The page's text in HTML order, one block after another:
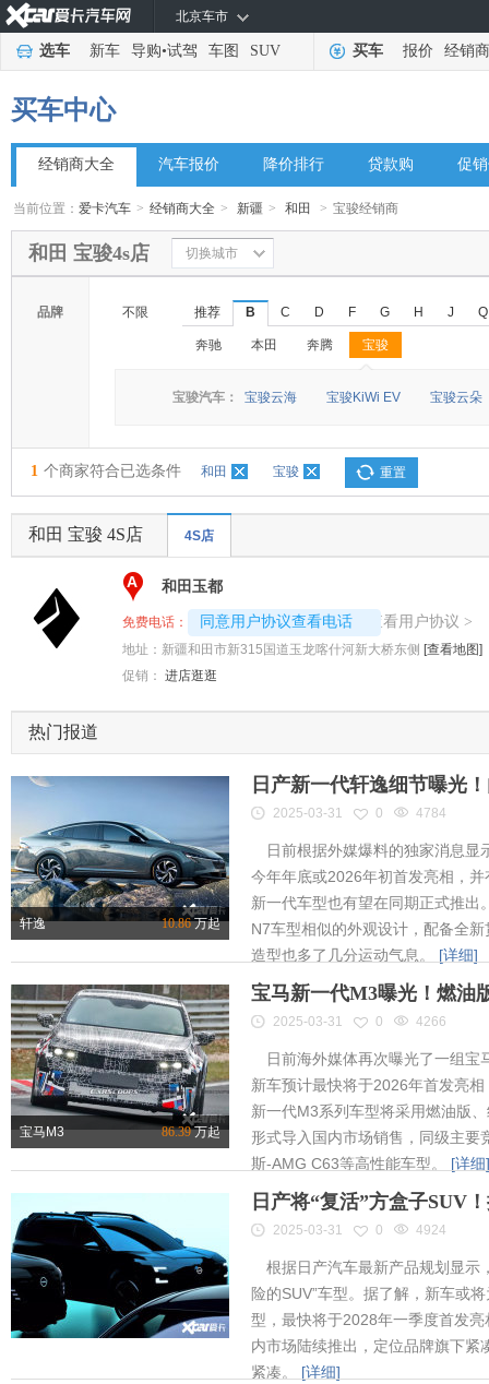
北京车市
选车 新车 导购•试驾 车图 SUV 买车 报价 经销商
买车中心
经销商大全 汽车报价 降价排行 贷款购 促
当前位置：爱卡汽车 > 经销商大全 > 新疆 > 和田 > 宝骏经销商
和田 宝骏4s店 切换城市
品牌 不限 推荐 B C D F G H J Q
奔驰 本田 奔腾 宝骏
◆
◆
宝骏汽车： 宝骏云海 宝骏KiWi EV 宝骏云朵
1 个商家符合已选条件 和田 宝骏 重置
和田 宝骏 4S店 4S店
A 和田玉都
免费电话： 同意用户协议查看电话
4008192717-6538 查看用户协议 >
地址： 新疆和田市新315国道玉龙喀什河新大桥东侧 [查看地图]
促销： 进店逛逛
热门报道
轩逸 10.86万起
日产新一代轩逸细节曝光
2025-03-31 0 4784
日前根据外媒爆料的独家消息显
今年年底或2026年初首发亮相，
新一代车型也有望在同期正式推出
N7车型相似的外观设计，配备全
造型也多了几分运动气息。 [详细]
宝马M3 86.39万起
宝马新一代M3曝光！燃油
2025-03-31 0 4266
日前海外媒体再次曝光了一组宝
新车预计最快将于2026年首发亮
新一代M3系列车型将采用燃油版
形式导入国内市场销售，同级主要
斯-AMG C63等高性能车型。 [详细]
日产将“复活”方盒子SUV
2025-03-31 0 4924
根据日产汽车最新产品规划显示
险的SUV”车型。据了解，新车或
型，最快将于2028年一季度首发
内市场陆续推出，定位品牌旗下紧
紧凑。 [详细]